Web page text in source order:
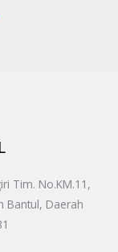
Tim. No.KM.11,
Bantul, Daerah